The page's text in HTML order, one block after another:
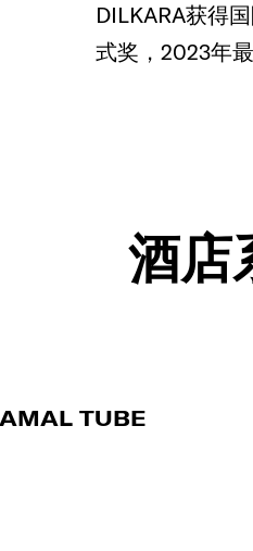
DILKARA获得
式奖，2023年
酒店
TUBE